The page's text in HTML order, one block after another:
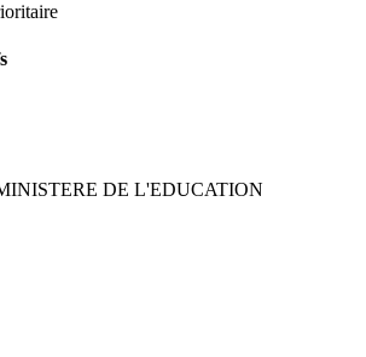
DE L'EDUCATION